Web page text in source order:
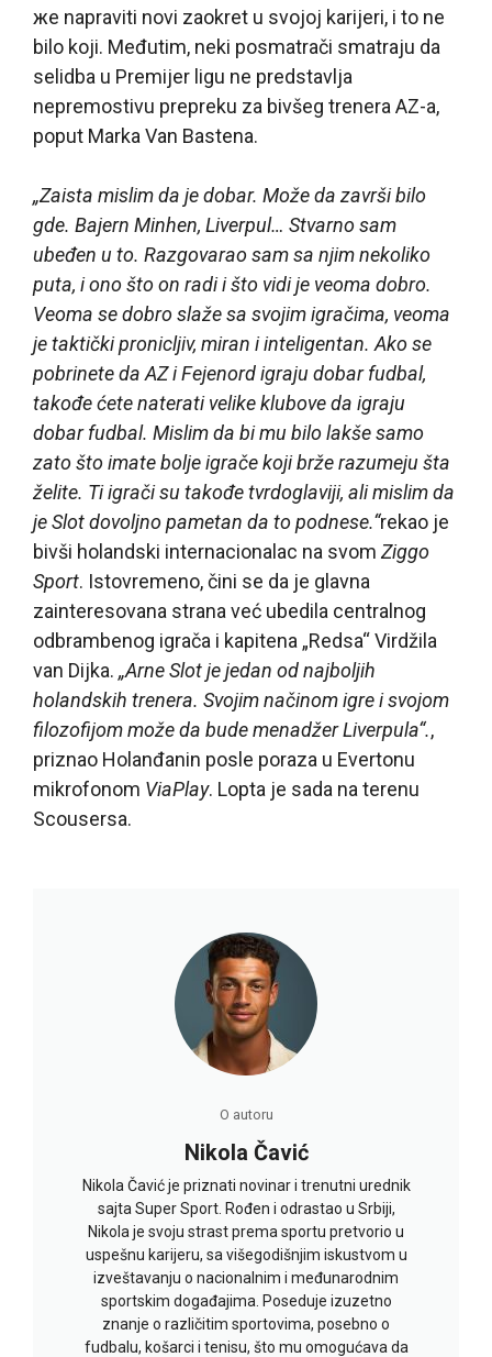
жe napraviti novi zaokret u svojoj karijeri, i to ne
bilo koji. Međutim, neki posmatrači smatraju da
selidba u Premijer ligu ne predstavlja
nepremostivu prepreku za bivšeg trenera AZ-a,
poput Marka Van Bastena.
„Zaista mislim da je dobar. Može da završi bilo
gde. Bajern Minhen, Liverpul… Stvarno sam
ubeđen u to. Razgovarao sam sa njim nekoliko
puta, i ono što on radi i što vidi je veoma dobro.
Veoma se dobro slaže sa svojim igračima, veoma
je taktički pronicljiv, miran i inteligentan. Ako se
pobrinete da AZ i Fejenord igraju dobar fudbal,
takođe ćete naterati velike klubove da igraju
dobar fudbal. Mislim da bi mu bilo lakše samo
zato što imate bolje igrače koji brže razumeju šta
želite. Ti igrači su takođe tvrdoglaviji, ali mislim da
je Slot dovoljno pametan da to podnese.“rekao je
bivši holandski internacionalac na svom Ziggo
Sport. Istovremeno, čini se da je glavna
zainteresovana strana već ubedila centralnog
odbrambenog igrača i kapitena „Redsa“ Virdžila
van Dijka. „Arne Slot je jedan od najboljih
holandskih trenera. Svojim načinom igre i svojom
filozofijom može da bude menadžer Liverpula“.,
priznao Holanđanin posle poraza u Evertonu
mikrofonom ViaPlay. Lopta je sada na terenu
Scousersa.
O autoru
Nikola Čavić
Nikola Čavić je priznati novinar i trenutni urednik
sajta Super Sport. Rođen i odrastao u Srbiji,
Nikola je svoju strast prema sportu pretvorio u
uspešnu karijeru, sa višegodišnjim iskustvom u
izveštavanju o nacionalnim i međunarodnim
sportskim događajima. Poseduje izuzetno
znanje o različitim sportovima, posebno o
fudbalu, košarci i tenisu, što mu omogućava da